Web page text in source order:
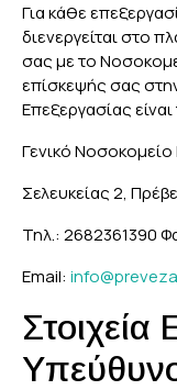
Για κάθε
διενεργείται στο
σας με το
επίσκεψής σας
Επεξεργασίας είναι
Γενικό
Σελευκείας 2,
Τηλ.: 2682361390
Email:
Στοιχεία